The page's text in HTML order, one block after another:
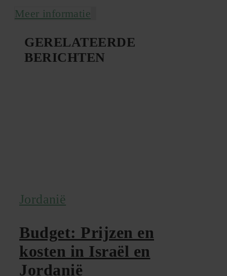
Meer informatie
GERELATEERDE
BERICHTEN
Jordanië
Budget: Prijzen en
kosten in Israël en
Jordanië